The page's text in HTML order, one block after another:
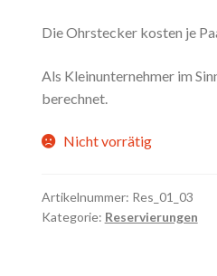
Die Ohrstecker kosten je
Als Kleinunternehmer im
berechnet.
Nicht vorrätig
Artikelnummer: Res_01_03
Kategorie: Reservierungen